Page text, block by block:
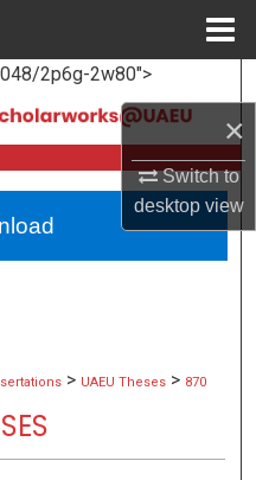
×
Switch to
desktopview
2p6g-2w80">
> UAEU Theses > 870